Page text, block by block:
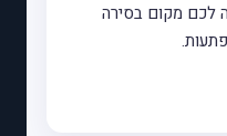
לכם מקום בסירה